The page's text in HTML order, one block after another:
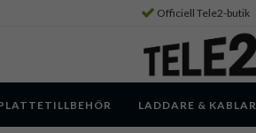
Officiell Tele2-butik
LADDARE & KABLAR